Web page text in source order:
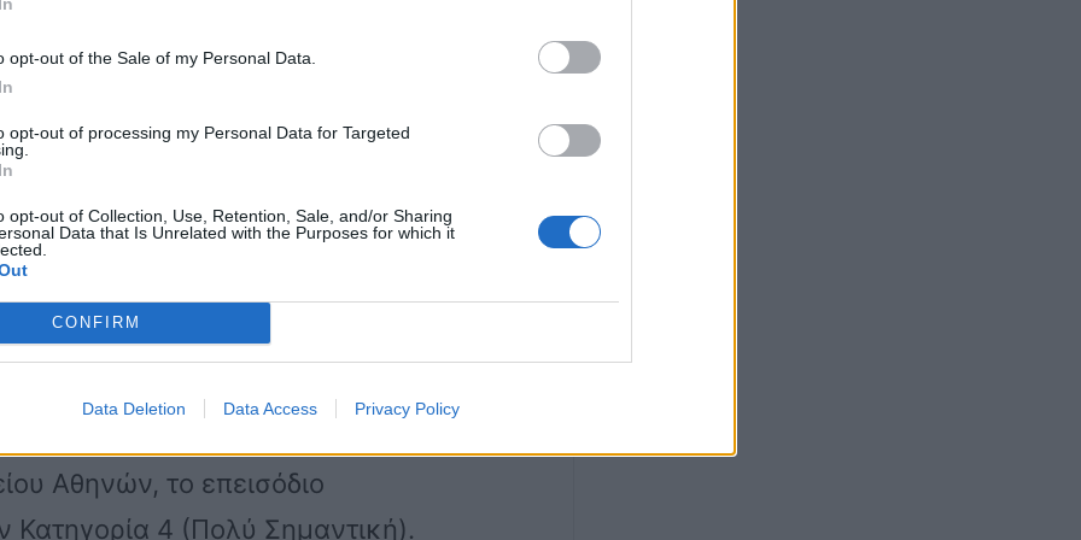
opt-out of the Sale of my Personal Data.
opt-out of processing my Personal Data for Targeted
opt-out of Collection, Use, Retention, Sale, and/or Sharing
Data that Is Unrelated with the Purposes for which it
CONFIRM
Data Deletion Data Access Privacy Policy
ηπειρωτικά ορεινά πάνω από τα
έως 7-8 μποφόρ.
κυρίως στα νότια τμήματα της
του επεισοδίου βροχόπτωσης
εφαρμόζεται από τη μονάδα
Αθηνών, το επεισόδιο
Κατηγορία 4 (Πολύ Σημαντική).